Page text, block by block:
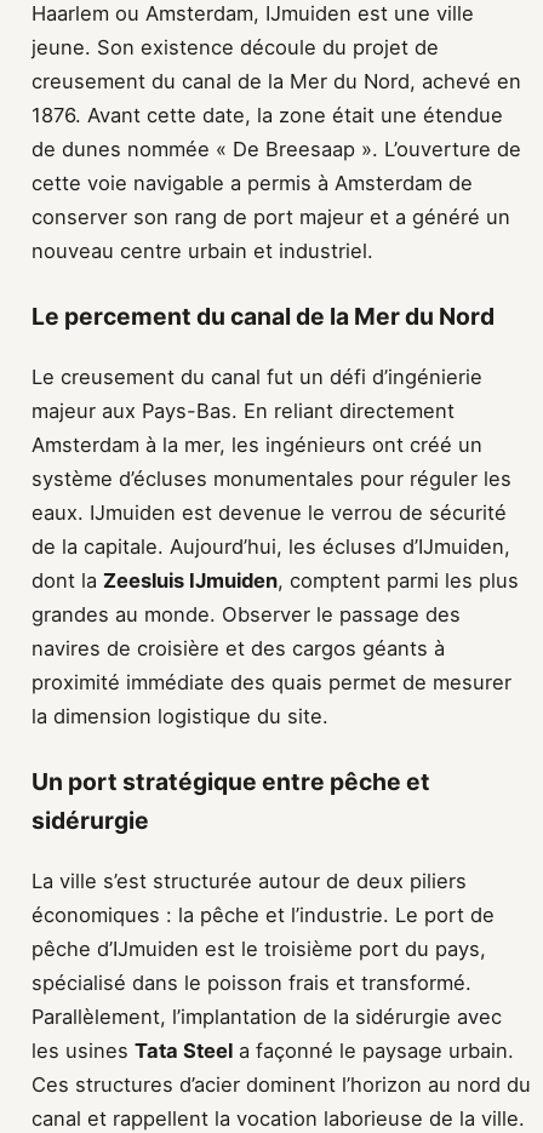
Haarlem ou Amsterdam, IJmuiden est une ville
jeune. Son existence découle du projet de
creusement du canal de la Mer du Nord, achevé en
1876. Avant cette date, la zone était une étendue
de dunes nommée « De Breesaap ». L’ouverture de
cette voie navigable a permis à Amsterdam de
conserver son rang de port majeur et a généré un
nouveau centre urbain et industriel.
Le percement du canal de la Mer du Nord
Le creusement du canal fut un défi d’ingénierie
majeur aux Pays-Bas. En reliant directement
Amsterdam à la mer, les ingénieurs ont créé un
système d’écluses monumentales pour réguler les
eaux. IJmuiden est devenue le verrou de sécurité
de la capitale. Aujourd’hui, les écluses d’IJmuiden,
dont la Zeesluis IJmuiden, comptent parmi les plus
grandes au monde. Observer le passage des
navires de croisière et des cargos géants à
proximité immédiate des quais permet de mesurer
la dimension logistique du site.
Un port stratégique entre pêche et
sidérurgie
La ville s’est structurée autour de deux piliers
économiques : la pêche et l’industrie. Le port de
pêche d’IJmuiden est le troisième port du pays,
spécialisé dans le poisson frais et transformé.
Parallèlement, l’implantation de la sidérurgie avec
les usines Tata Steel a façonné le paysage urbain.
Ces structures d’acier dominent l’horizon au nord du
canal et rappellent la vocation laborieuse de la ville.